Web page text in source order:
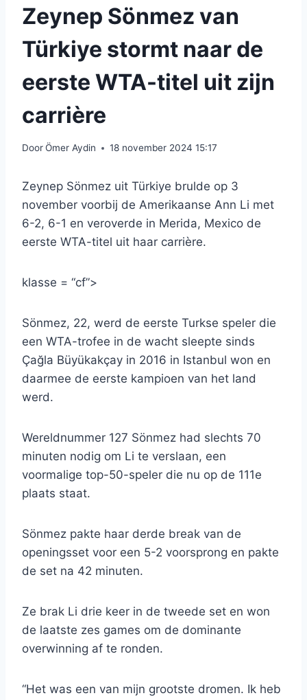
Zeynep Sönmez van
Türkiye stormt naar de
eerste WTA-titel uit zijn
carrière
DoorÖmer Aydin 18 november 2024 15:17
Zeynep Sönmez uit Türkiye brulde op 3
november voorbij de Amerikaanse Ann Li met
6-2, 6-1 en veroverde in Merida, Mexico de
eerste WTA-titel uit haar carrière.
klasse = “cf”>
Sönmez, 22, werd de eerste Turkse speler die
een WTA-trofee in de wacht sleepte sinds
Çağla Büyükakçay in 2016 in Istanbul won en
daarmee de eerste kampioen van het land
werd.
Wereldnummer 127 Sönmez had slechts 70
minuten nodig om Li te verslaan, een
voormalige top-50-speler die nu op de 111e
plaats staat.
Sönmez pakte haar derde break van de
openingsset voor een 5-2 voorsprong en pakte
de set na 42 minuten.
Ze brak Li drie keer in de tweede set en won
de laatste zes games om de dominante
overwinning af te ronden.
“Het was een van mijn grootste dromen. Ik heb